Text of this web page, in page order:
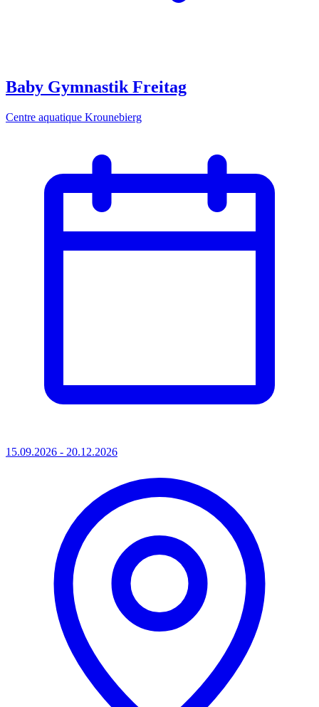
Baby Gymnastik Freitag
Centre aquatique Krounebierg
15.09.2026 - 20.12.2026